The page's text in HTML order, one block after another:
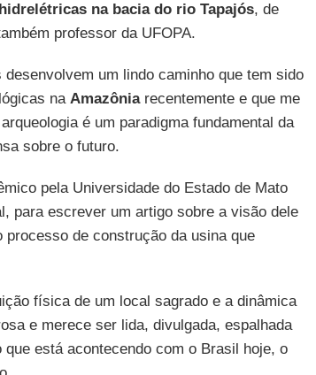
na bacia do rio Tapajós, de
professor da UFOPA.
um lindo caminho que tem sido
na Amazôniarecentemente e que me
é um paradigma fundamental da
sobre o futuro.
pela Universidade do Estado de Mato
para escrever um artigo sobre a visão dele
de construção da usina que
física de um local sagrado e a dinâmica
e merece ser lida, divulgada, espalhada
está acontecendo com o Brasil hoje, o